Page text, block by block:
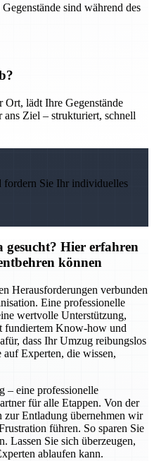
sind während des
Ort, lädt Ihre Gegenstände
Ziel – strukturiert, schnell
fordern Sie Ihr individuelles
gesucht? Hier erfahren
können
Herausforderungen verbunden
Eine professionelle
wertvolle Unterstützung,
fundiertem Know-how und
dass Ihr Umzug reibungslos
auf Experten, die wissen,
– eine professionelle
für alle Etappen. Von der
zur Entladung übernehmen wir
führen. So sparen Sie
Lassen Sie sich überzeugen,
ablaufen kann.